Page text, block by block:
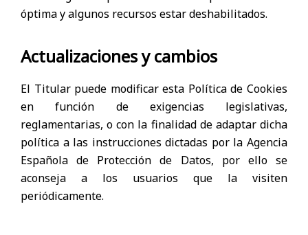
óptima y algunos recursos estar deshabilitados.
Actualizaciones y cambios
El Titular puede modificar esta Política de Cookies
en función de exigencias legislativas,
reglamentarias, o con la finalidad de adaptar dicha
política a las instrucciones dictadas por la Agencia
Española de Protección de Datos, por ello se
aconseja a los usuarios que la visiten
periódicamente.